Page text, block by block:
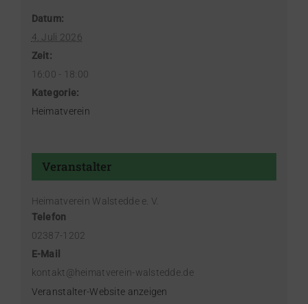
Datum:
4. Juli 2026
Zeit:
16:00 - 18:00
Kategorie:
Heimatverein
Veranstalter
Heimatverein Walstedde e. V.
Telefon
02387-1202
E-Mail
kontakt@heimatverein-walstedde.de
Veranstalter-Website anzeigen